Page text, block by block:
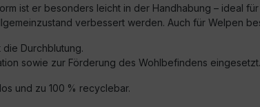
ist er besonders leicht in der Handhabung – ideal
verbessert werden. Auch für Welpen
Durchblutung.
sowie zur Förderung des Wohlbefindens eingesetzt.
und zu 100 % recyclebar.